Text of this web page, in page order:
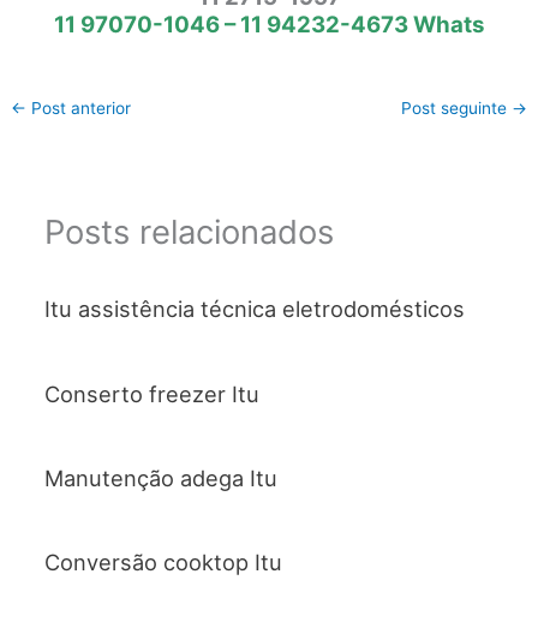
11 97070-1046 – 11 94232-4673 Whats
← Post anterior Post seguinte →
Posts relacionados
Itu assistência técnica eletrodomésticos
Conserto freezer Itu
Manutenção adega Itu
Conversão cooktop Itu